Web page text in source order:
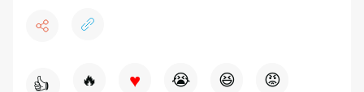
👍 🔥 ♥ 😭 😆 😡